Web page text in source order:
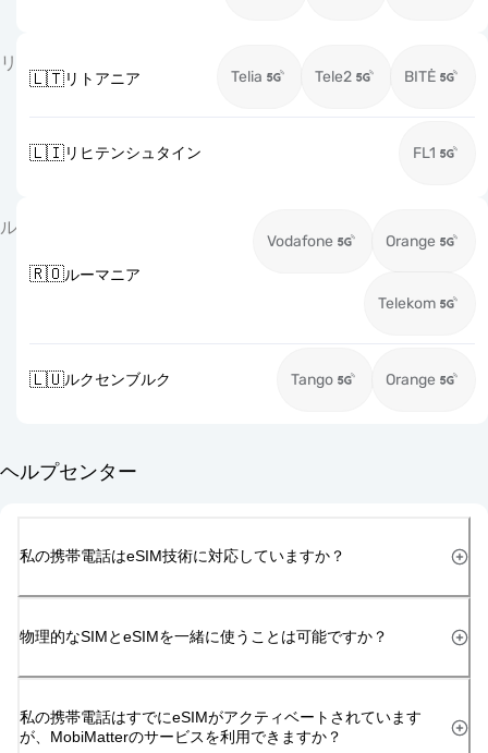
リ
🇱🇹リトアニア Telia Tele2 BITĖ
🇱🇮リヒテンシュタイン FL1
ル
🇷🇴ルーマニア
Vodafone Orange
Telekom
🇱🇺ルクセンブルク Tango Orange
ヘルプセンター
私の携帯電話はeSIM技術に対応していますか？
物理的なSIMとeSIMを一緒に使うことは可能ですか？
私の携帯電話はすでにeSIMがアクティベートされています
が、MobiMatterのサービスを利用できますか？